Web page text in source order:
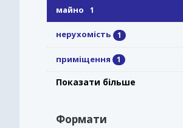
майно 1
нерухомість 1
приміщення 1
Показати більше
Формати